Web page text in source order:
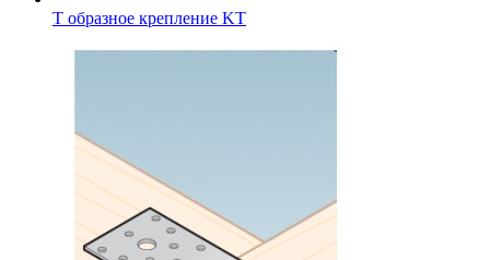
Т образное крепление KT